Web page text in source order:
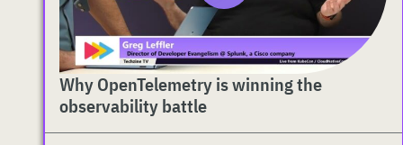
Why OpenTelemetry is winning the
observability battle